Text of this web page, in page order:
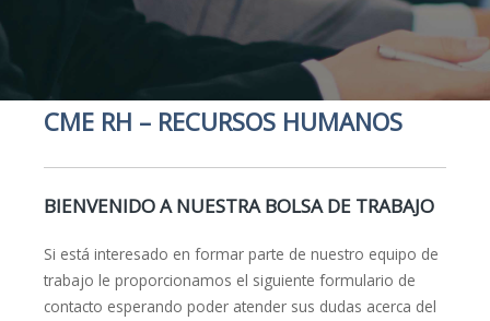
CME RH – RECURSOS HUMANOS
BIENVENIDO A NUESTRA BOLSA DE TRABAJO
Si está interesado en formar parte de nuestro equipo de
trabajo le proporcionamos el siguiente formulario de
contacto esperando poder atender sus dudas acerca del